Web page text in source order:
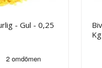
- Gul - 0,25
Kg